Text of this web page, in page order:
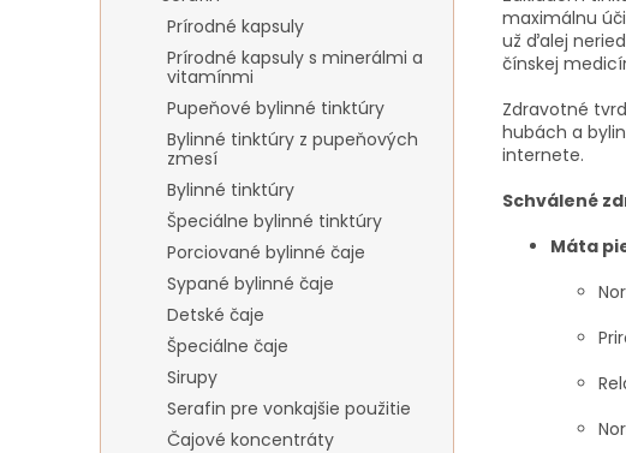
Prírodné kapsuly
Prírodné kapsuly s minerálmi a
vitamínmi
Pupeňové bylinné tinktúry
Bylinné tinktúry z pupeňových
zmesí
Bylinné tinktúry
Špeciálne bylinné tinktúry
Porciované bylinné čaje
Sypané bylinné čaje
Detské čaje
Špeciálne čaje
Sirupy
Serafin pre vonkajšie použitie
Čajové koncentráty
maximálnu
už ďalej
čínskej
Zdravotné
hubách a
internete.
Schválené
Máta